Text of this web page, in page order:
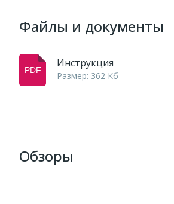
Файлы и документы
Инструкция
Размер: 362 Кб
Обзоры